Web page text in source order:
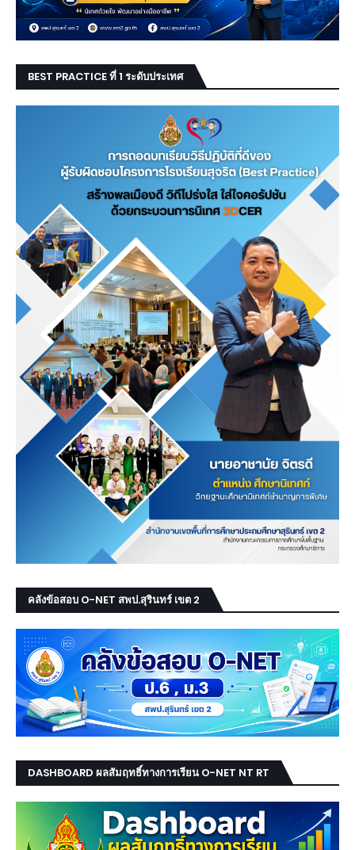
BEST PRACTICE ที่ 1 ระดับประเทศ
คลังข้อสอบ O-NET สพป.สุรินทร์ เขต 2
DASHBOARD ผลสัมฤทธิ์ทางการเรียน O-NET NT RT